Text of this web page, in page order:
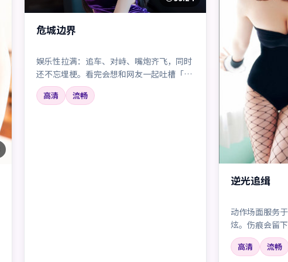
危城边界
娱乐性拉满：追车、对峙、嘴炮齐飞，同时
还不忘埋梗。看完会想和网友一起吐槽「这
也太离谱了吧——但好爽」。
高清 流畅
逆光追缉
动作场面服务
炫。伤痕会留
高清 流畅